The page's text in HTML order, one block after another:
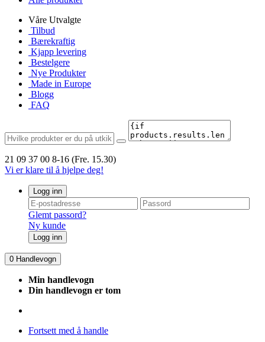
Våre Utvalgte
Tilbud
Bærekraftig
Kjapp levering
Bestelgere
Nye Produkter
Made in Europe
Blogg
FAQ
21 09 37 00 8-16 (Fre. 15.30)
Vi er klare til å hjelpe deg!
Logg inn
Glemt passord?
Ny kunde
Logg inn
0 Handlevogn
Min handlevogn
Din handlevogn er tom
Fortsett med å handle